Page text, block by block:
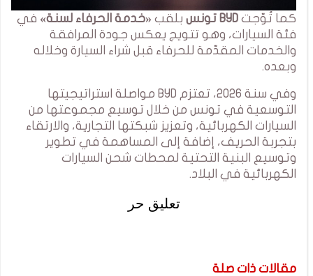
كما تُوّجت BYD تونس بلقب «خدمة الحرفاء لسنة» في
فئة السيارات، وهو تتويج يعكس جودة المرافقة
والخدمات المقدّمة للحرفاء قبل شراء السيارة وخلاله
وبعده.
وفي سنة 2026، تعتزم BYD مواصلة استراتيجيتها
التوسعية في تونس من خلال توسيع مجموعتها من
السيارات الكهربائية، وتعزيز شبكتها التجارية، والارتقاء
بتجربة الحريف، إضافة إلى المساهمة في تطوير
وتوسيع البنية التحتية لمحطات شحن السيارات
الكهربائية في البلاد.
تعليق حر
مقالات ذات صلة